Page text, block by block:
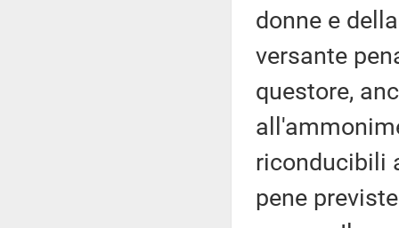
donne e
versante
questore,
riconducibili
pene